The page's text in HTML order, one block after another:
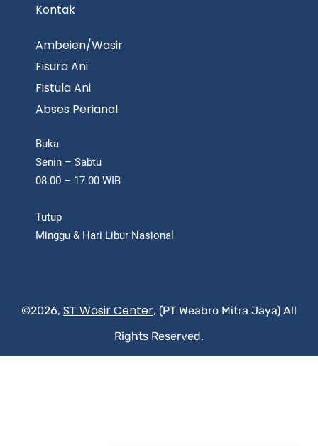
Kontak
Ambeien/Wasir
Fisura Ani
Fistula Ani
Abses Perianal
Buka
Senin – Sabtu
08.00 – 17.00 WIB
Tutup
Minggu & Hari Libur Nasional
©2026, ST Wasir Center, (PT Weabro Mitra Jaya) All
Rights Reserved.